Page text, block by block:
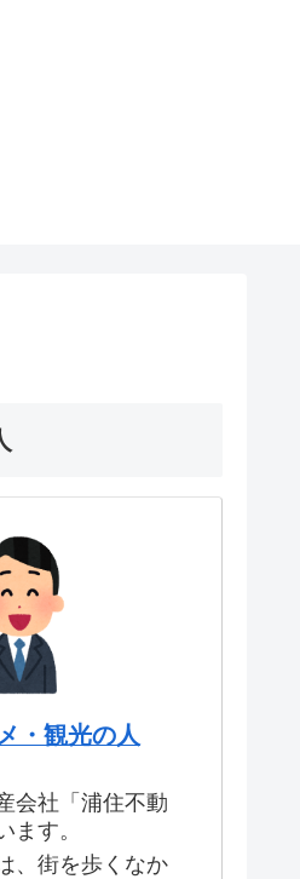
・観光の人
会社「浦住不動
ます。
、街を歩くなか